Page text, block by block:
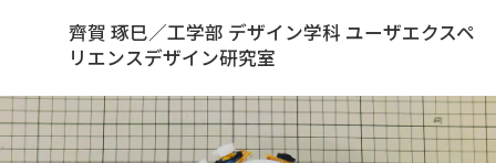
齊賀 琢巳／工学部 デザイン学科 ユーザエクスペ
リエンスデザイン研究室